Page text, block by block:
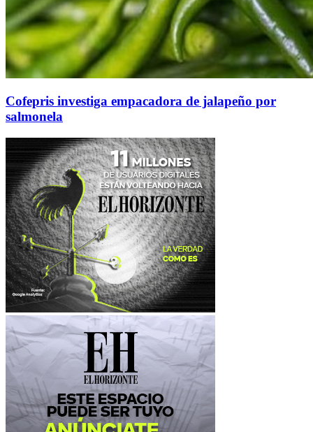
Cofepris investiga empacadora de jalapeño por
salmonela